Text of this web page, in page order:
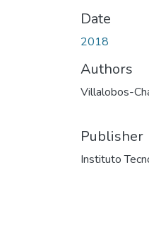
Date
2018
Authors
Villalobos-
Publisher
Instituto